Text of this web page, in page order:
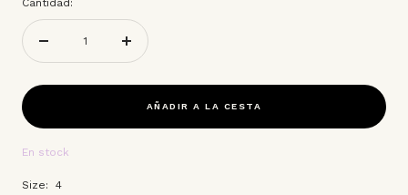
Decrecer
cantidad
Aumentar
cantidad
AÑADIR A LA CESTA
En stock
Size: 4